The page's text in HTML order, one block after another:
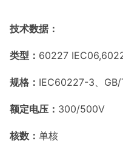
技术数据：
类型： 60227
规格： IEC60227-3、
额定电压： 300/500V
核数： 单核